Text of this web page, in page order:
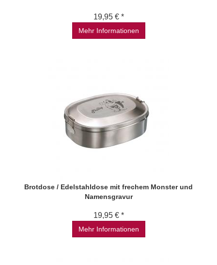
19,95 € *
Mehr Informationen
Brotdose / Edelstahldose mit frechem Monster und
Namensgravur
19,95 € *
Mehr Informationen